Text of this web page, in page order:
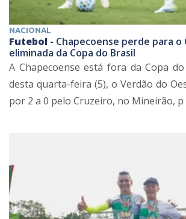
NACIONAL
Futebol - Chapecoense perde para o
eliminada da Copa do Brasil
A Chapecoense está fora da Copa
desta quarta-feira (5), o Verdão do
por 2 a 0 pelo Cruzeiro, no Mineirão, p